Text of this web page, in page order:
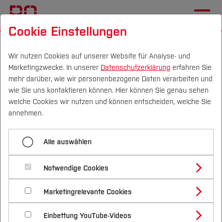
Campus Personen DE|EN Quicklinks
Studium
Studienangebote
Bachelorstudiengänge
Masterstudiengänge
Vor dem Studium
Bewerben & Einschreiben
Bewerbungsportal
Im Studium
Studienbüros und Prüfungen
Nach dem Studium
Forschung & Transfer
Profil
Forschungs- und Transferprofil
Schwerpunkte (FuT)
Beratung & Förderung
Nachhaltigkeit
Nachhaltigkeit studieren
International
Studentische Projekte & Abschlussarbeiten
Drobix: interdisziplinäres Studentenprojekt
Menü aufklappen
Studentische Projekte zum EffMi Haus:
Nachhaltige Gebäudetechnik
Drobix: interdisziplinäres Studentenprojekt
Tischtennis-Ballwurfmaschine: Masterarbeit
Mechatronik
Studentisches Projekt -
Drobix
Cookie Einstellungen
Wir nutzen Cookies auf unserer Website für Analyse- und
Marketingzwecke. In unserer Datenschutzerklärung erfahren Sie
mehr darüber, wie wir personenbezogene Daten verarbeiten und
wie Sie uns kontaktieren können. Hier können Sie genau sehen
welche Cookies wir nutzen und können entscheiden, welche Sie
annehmen.
Alle auswählen
Notwendige Cookies
Marketingrelevante Cookies
Einbettung YouTube-Videos